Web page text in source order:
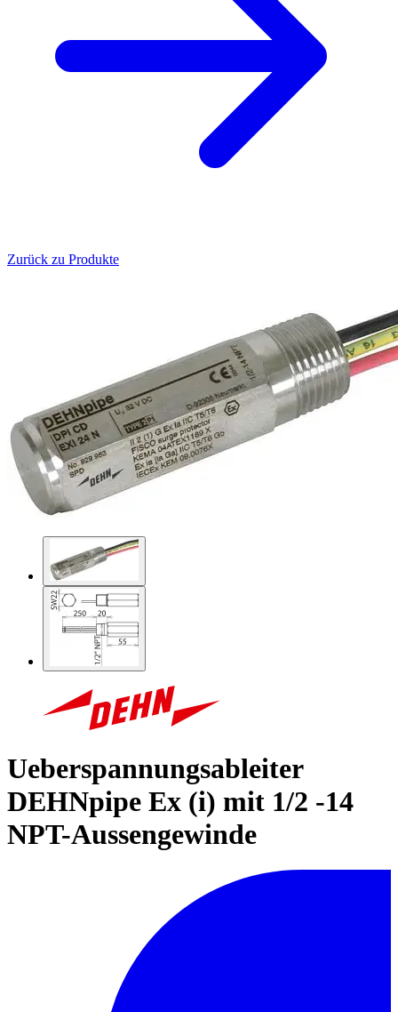
Zurück zu Produkte
Ueberspannungsableiter
DEHNpipe Ex (i) mit 1/2 -14
NPT-Aussengewinde